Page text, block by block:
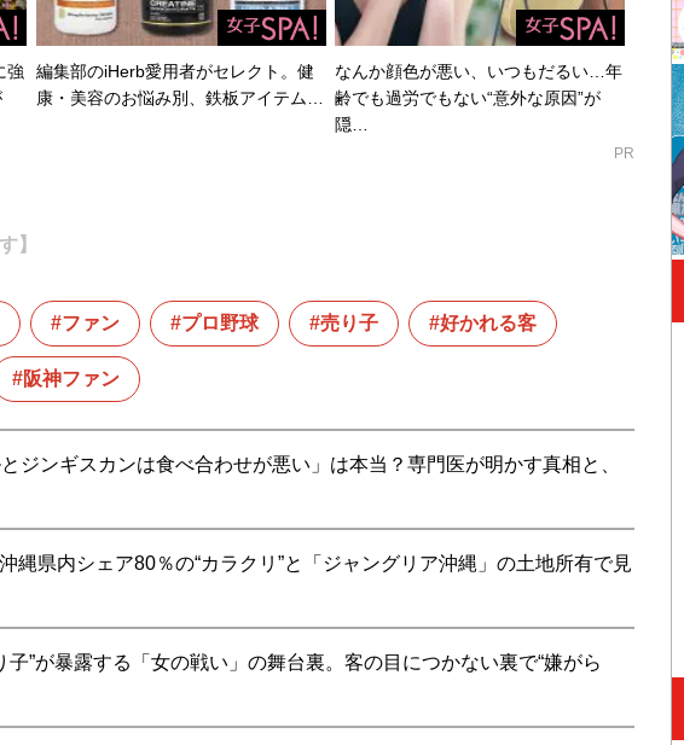
強
編集部のiHerb愛用者がセレクト。健
康・美容のお悩み別、鉄板アイテム…
なんか顔色が悪い、いつもだるい…年
齢でも過労でもない“意外な原因”が
隠…
PR
】
ファン プロ野球 売り子 好かれる客
阪神ファン
ジンギスカンは食べ合わせが悪い」は本当？専門医が明かす真相と、
縄県内シェア80％の“カラクリ”と「ジャングリア沖縄」の土地所有で見
子”が暴露する「女の戦い」の舞台裏。客の目につかない裏で“嫌がら